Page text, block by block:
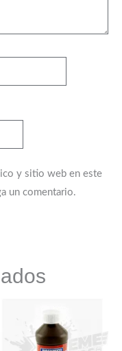
y sitio web en este
un comentario.